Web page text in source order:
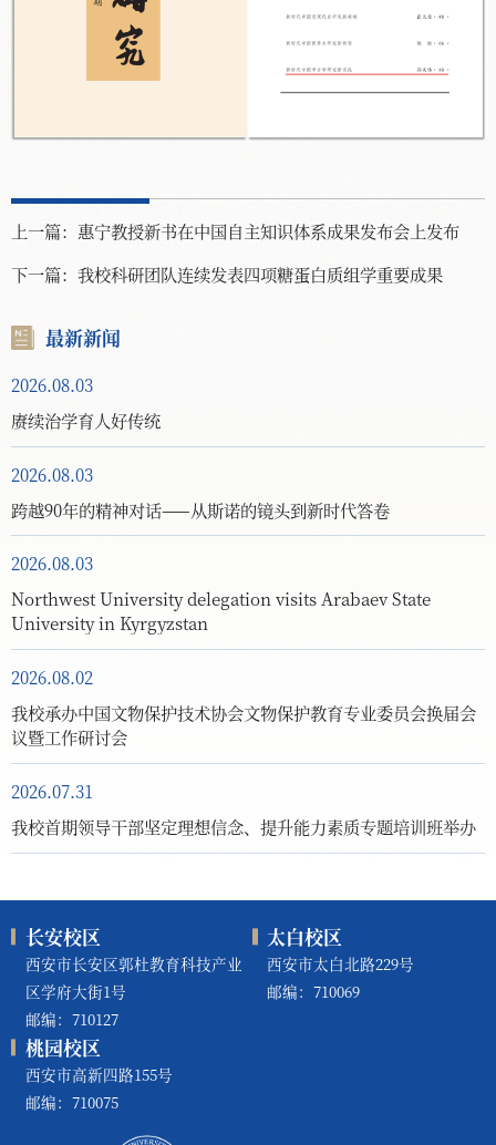
上一篇： 惠宁教授新书在中国自主知识体系成果发布会上发布
下一篇： 我校科研团队连续发表四项糖蛋白质组学重要成果
最新新闻
2026.08.03
赓续治学育人好传统
2026.08.03
跨越90年的精神对话——从斯诺的镜头到新时代答卷
2026.08.03
Northwest University delegation visits Arabaev State
University in Kyrgyzstan
2026.08.02
我校承办中国文物保护技术协会文物保护教育专业委员会换届会
议暨工作研讨会
2026.07.31
我校首期领导干部坚定理想信念、提升能力素质专题培训班举办
长安校区
西安市长安区郭杜教育科技产业
区学府大街1号
邮编：710127
太白校区
西安市太白北路229号
邮编：710069
桃园校区
西安市高新四路155号
邮编：710075